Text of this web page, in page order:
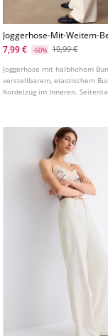
Joggerhose-Mit-Weitem-
7,99 €
-60% 19,99 €
Joggerhose mit halbhohem
verstellbarem, elastischem
Kordelzug im Inneren.